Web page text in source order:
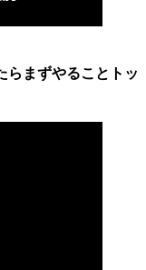
まずやることトッ